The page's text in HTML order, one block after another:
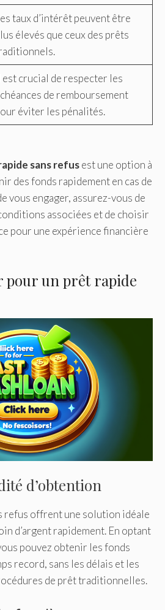
taux d’intérêt peuvent être
élevés que ceux des prêts
est crucial de respecter les
de remboursement
éviter les pénalités.
sans refusest une option à
des fonds rapidement en cas de
vous engager, assurez-vous de
associées et de choisir
pour une expérience financière
pour un prêt rapide
d’obtention
refus offrent une solution idéale
d’argent rapidement. En optant
pouvez obtenir les fonds
record, sans les délais et les
de prêt traditionnelles.